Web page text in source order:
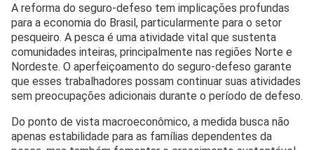
A reforma do seguro-defeso tem implicações profundas
para a economia do Brasil, particularmente para o setor
pesqueiro. A pesca é uma atividade vital que sustenta
comunidades inteiras, principalmente nas regiões Norte e
Nordeste. O aperfeiçoamento do seguro-defeso garante
que esses trabalhadores possam continuar suas atividades
sem preocupações adicionais durante o período de defeso.
Do ponto de vista macroeconômico, a medida busca não
apenas estabilidade para as famílias dependentes da